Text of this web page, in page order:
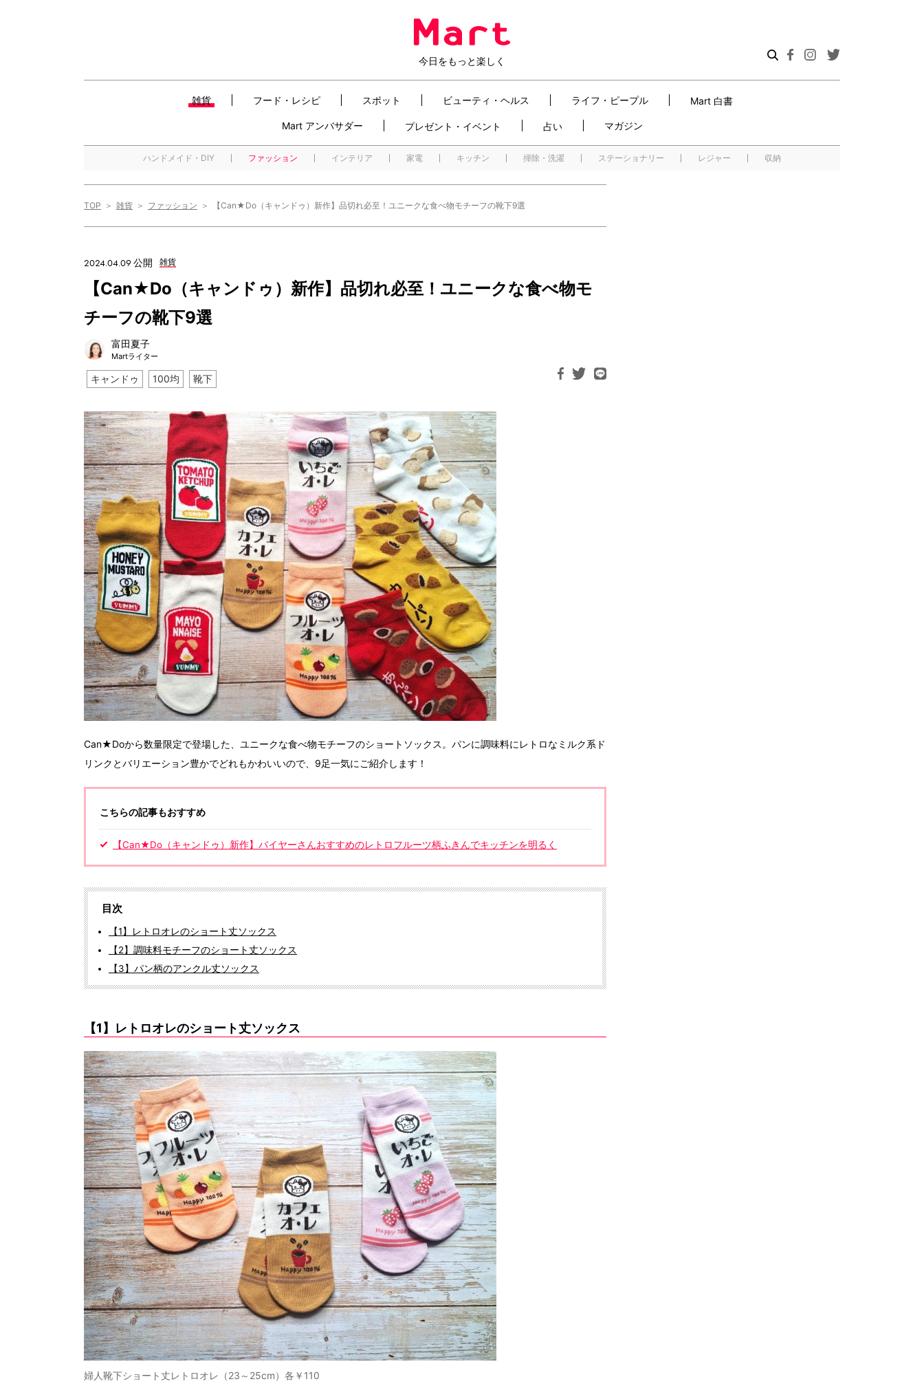
今日をもっと楽しく
雑貨 フード・レシピ スポット ビューティ・ヘルス ライフ・ピープル Mart 白書
Mart アンバサダー プレゼント・イベント 占い マガジン
ハンドメイド・DIY ファッション インテリア 家電 キッチン 掃除・洗濯 ステーショナリー レジャー 収納
TOP 雑貨 ファッション 【Can★Do（キャンドゥ）新作】品切れ必至！ユニークな食べ物モチーフの靴下9選
2024.04.09 公開 雑貨
【Can★Do（キャンドゥ）新作】品切れ必至！ユニークな食べ物モ
チーフの靴下9選
富田夏子
Martライター
キャンドゥ 100均 靴下
Can★Doから数量限定で登場した、ユニークな食べ物モチーフのショートソックス。パンに調味料にレトロなミルク系ド
リンクとバリエーション豊かでどれもかわいいので、9足一気にご紹介します！
こちらの記事もおすすめ
【Can★Do（キャンドゥ）新作】バイヤーさんおすすめのレトロフルーツ柄ふきんでキッチンを明るく
目次
【1】レトロオレのショート丈ソックス
【2】調味料モチーフのショート丈ソックス
【3】パン柄のアンクル丈ソックス
【1】レトロオレのショート丈ソックス
婦人靴下ショート丈レトロオレ（23～25cm）各￥110